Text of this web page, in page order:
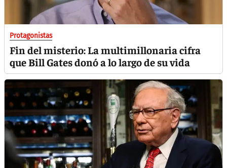
Protagonistas
Fin del misterio: La multimillonaria cifra
que Bill Gates donó a lo largo de su vida